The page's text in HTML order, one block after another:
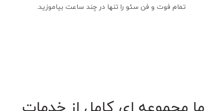
تمام فوت و فن سئو را تنها در چند ساعت بیاموزید.